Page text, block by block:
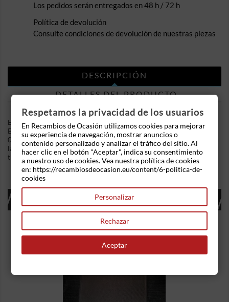
Los pedidos serán entregados en 48 h / 72 h
Política de devolución
Consulte condiciones de devolución de nuestras piezas
DESCRIPCIÓN
DETALLES DEL PRODUCTO
En Recambios de Ocasion disponemos de Retrovisor izquierdo
Bmw Serie 3 (E46) (2001) 320d (136 cv) .Referencia Interna:
04051659486360. Regulación eléctrica con 5 cables le cortaron
la ficha al desmontar. Ademas, disponemos de mas recambios, si
tiene cualquier duda consultenos.
16 OTROS PRODUCTOS EN LA MISMA
CATEGORÍA:
Respetamos la privacidad de los usuarios
En Recambios de Ocasión utilizamos cookies para mejorar
su experiencia de navegación, mostrar anuncios o
contenido personalizado y analizar el tráfico del sitio. Al
hacer clic en el botón "Aceptar", indica su consentimiento
a nuestro uso de cookies. Vea nuestra política de cookies
en: https://recambiosdeocasion.eu/content/6-politica-de-
cookies
Personalizar
Rechazar
Aceptar